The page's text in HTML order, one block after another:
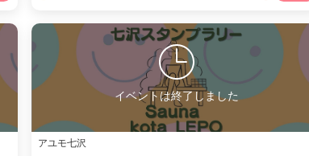
イベントは終了しました
アユモ七沢